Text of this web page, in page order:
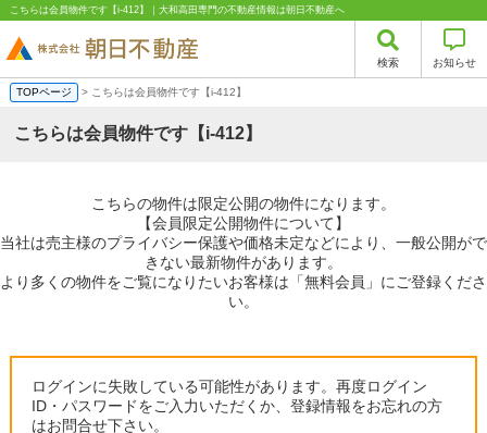
こちらは会員物件です【i-412】｜大和高田専門の不動産情報は朝日不動産へ
検索 お知らせ
TOPページ > こちらは会員物件です【i-412】
こちらは会員物件です【i-412】
こちらの物件は限定公開の物件になります。
【会員限定公開物件について】
当社は売主様のプライバシー保護や価格未定などにより、一般公開がで
きない最新物件があります。
より多くの物件をご覧になりたいお客様は「無料会員」にご登録くださ
い。
ログインに失敗している可能性があります。再度ログイン
ID・パスワードをご入力いただくか、登録情報をお忘れの方
はお問合せ下さい。